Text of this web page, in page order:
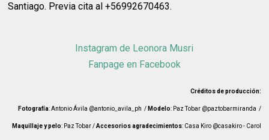
Santiago. Previa cita al +56992670463.
Instagram de Leonora Musri
Fanpage en Facebook
Créditos de producción:
Fotografía: Antonio Ávila @antonio_avila_ph / Modelo: Paz Tobar @paztobarmiranda /
Maquillaje y pelo: Paz Tobar /Accesorios agradecimientos: Casa Kiro @casakiro - Carol